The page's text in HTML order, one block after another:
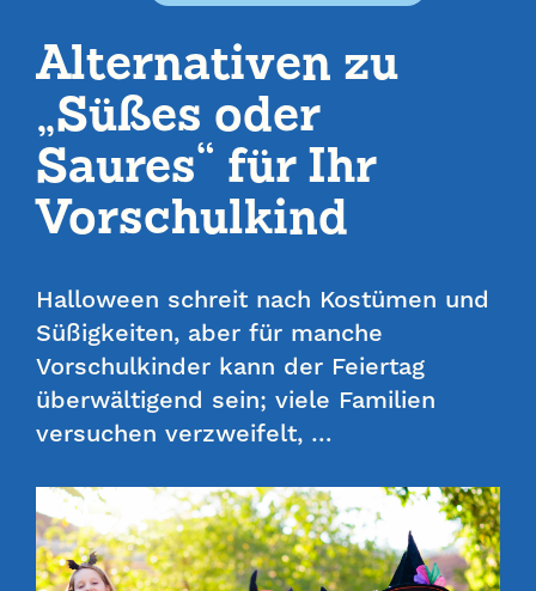
Alternativen zu
„Süßes oder
Saures“ für Ihr
Vorschulkind
Halloween schreit nach Kostümen und
Süßigkeiten, aber für manche
Vorschulkinder kann der Feiertag
überwältigend sein; viele Familien
versuchen verzweifelt, …